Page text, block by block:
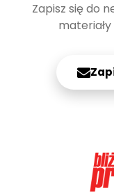
Zapisz się do